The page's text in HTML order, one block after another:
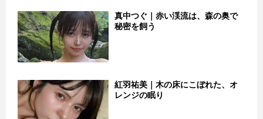
真中つぐ｜赤い渓流は、森の奥で
秘密を飼う
紅羽祐美｜木の床にこぼれた、オ
レンジの眠り